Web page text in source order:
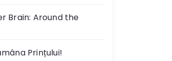
Brain: Around the
Prințului!